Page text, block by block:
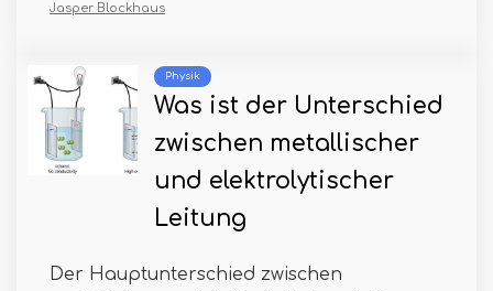
Jasper Blockhaus
Physik
Was ist der Unterschied
zwischen metallischer
und elektrolytischer
Leitung
Der Hauptunterschied zwischen